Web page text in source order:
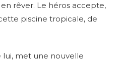
rêver. Le héros accepte,
piscine tropicale, de
lui, met une nouvelle